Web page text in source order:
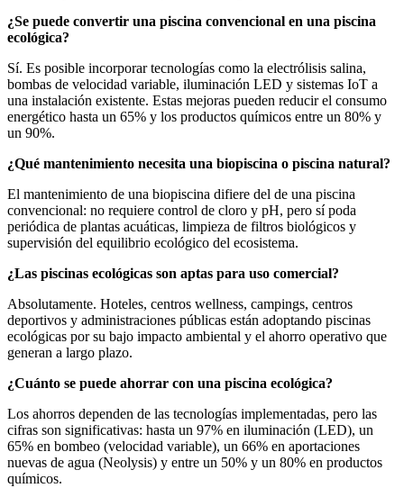
¿Se puede convertir una piscina convencional en una piscina
ecológica?
Sí. Es posible incorporar tecnologías como la electrólisis salina,
bombas de velocidad variable, iluminación LED y sistemas IoT a
una instalación existente. Estas mejoras pueden reducir el consumo
energético hasta un 65% y los productos químicos entre un 80% y
un 90%.
¿Qué mantenimiento necesita una biopiscina o piscina natural?
El mantenimiento de una biopiscina difiere del de una piscina
convencional: no requiere control de cloro y pH, pero sí poda
periódica de plantas acuáticas, limpieza de filtros biológicos y
supervisión del equilibrio ecológico del ecosistema.
¿Las piscinas ecológicas son aptas para uso comercial?
Absolutamente. Hoteles, centros wellness, campings, centros
deportivos y administraciones públicas están adoptando piscinas
ecológicas por su bajo impacto ambiental y el ahorro operativo que
generan a largo plazo.
¿Cuánto se puede ahorrar con una piscina ecológica?
Los ahorros dependen de las tecnologías implementadas, pero las
cifras son significativas: hasta un 97% en iluminación (LED), un
65% en bombeo (velocidad variable), un 66% en aportaciones
nuevas de agua (Neolysis) y entre un 50% y un 80% en productos
químicos.